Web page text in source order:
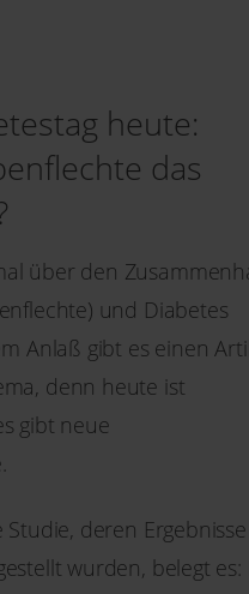
heute:
das
über den
und Diabetes
Anlaß gibt es einen
denn heute ist
gibt neue
deren
wurden, belegt